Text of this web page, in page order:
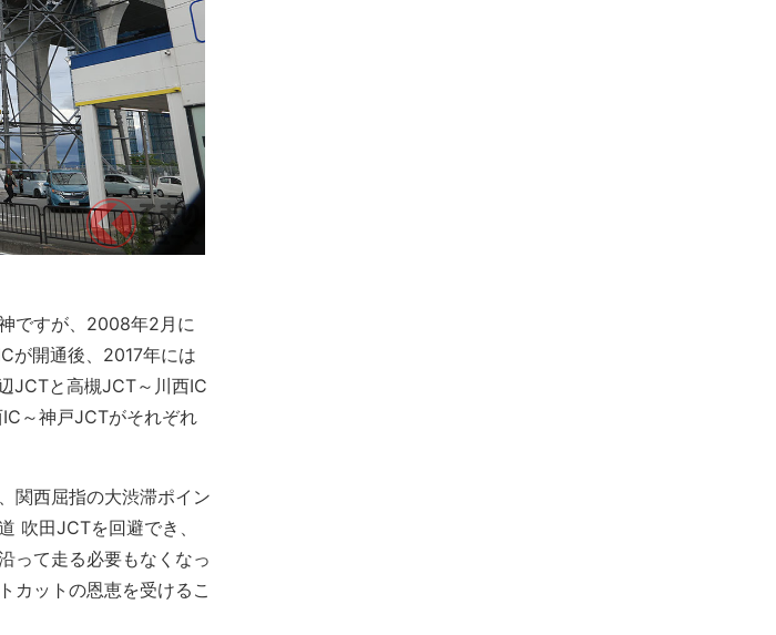
ですが、2008年2月に
が開通後、2017年には
JCTと高槻JCT～川西IC
～神戸JCTがそれぞれ
関西屈指の大渋滞ポイン
吹田JCTを回避でき、
って走る必要もなくなっ
カットの恩恵を受けるこ